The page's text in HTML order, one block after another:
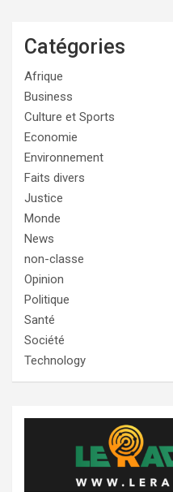
Catégories
Afrique
Business
Culture et Sports
Economie
Environnement
Faits divers
Justice
Monde
News
non-classe
Opinion
Politique
Santé
Société
Technology